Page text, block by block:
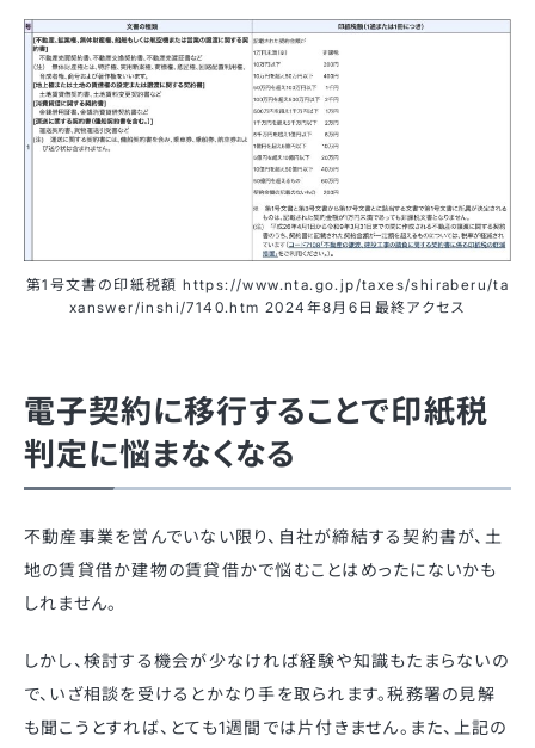
第1号文書の印紙税額 https://www.nta.go.jp/taxes/shiraberu/ta
xanswer/inshi/7140.htm 2024年8月6日最終アクセス
電子契約に移行することで印紙税
判定に悩まなくなる
不動産事業を営んでいない限り、自社が締結する契約書が、土
地の賃貸借か建物の賃貸借かで悩むことはめったにないかも
しれません。
しかし、検討する機会が少なければ経験や知識もたまらないの
で、いざ相談を受けるとかなり手を取られます。税務署の見解
も聞こうとすれば、とても1週間では片付きません。また、上記の